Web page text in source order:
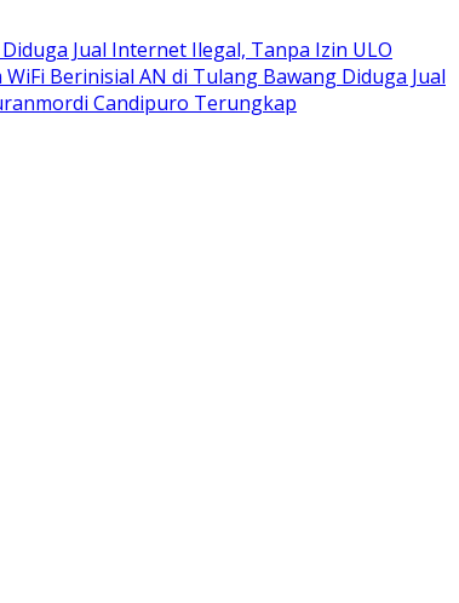
Jual Internet Ilegal, Tanpa Izin ULO
WiFi Berinisial AN di Tulang Bawang Diduga Jual
Candipuro Terungkap